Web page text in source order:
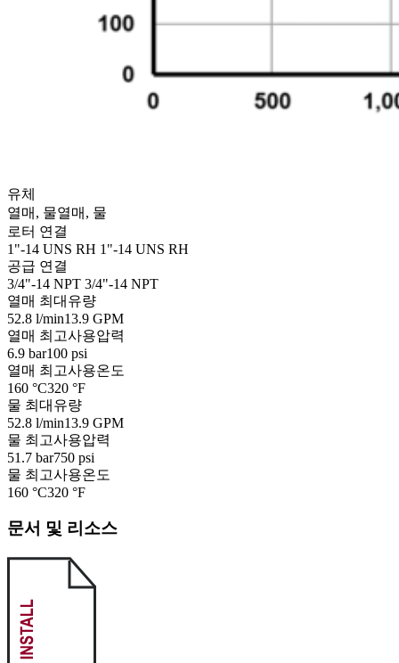
유체
열매, 물열매, 물
로터 연결
1"-14 UNS RH 1"-14 UNS RH
공급 연결
3/4"-14 NPT 3/4"-14 NPT
열매 최대유량
52.8 l/min13.9 GPM
열매 최고사용압력
6.9 bar100 psi
열매 최고사용온도
160 °C320 °F
물 최대유량
52.8 l/min13.9 GPM
물 최고사용압력
51.7 bar750 psi
물 최고사용온도
160 °C320 °F
문서 및 리소스